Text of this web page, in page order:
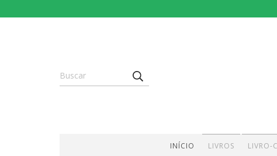
INÍCIO LIVROS LIVRO-